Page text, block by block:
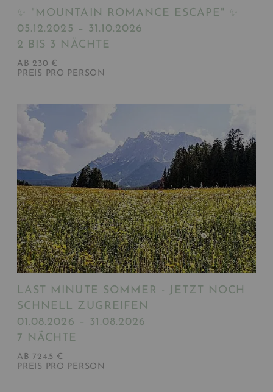
✨ "MOUNTAIN ROMANCE ESCAPE" ✨
05.12.2025 – 31.10.2026
2 BIS 3 NÄCHTE
AB 230 €
PREIS PRO PERSON
LAST MINUTE SOMMER - JETZT NOCH
SCHNELL ZUGREIFEN
01.08.2026 – 31.08.2026
7 NÄCHTE
AB 724.5 €
PREIS PRO PERSON